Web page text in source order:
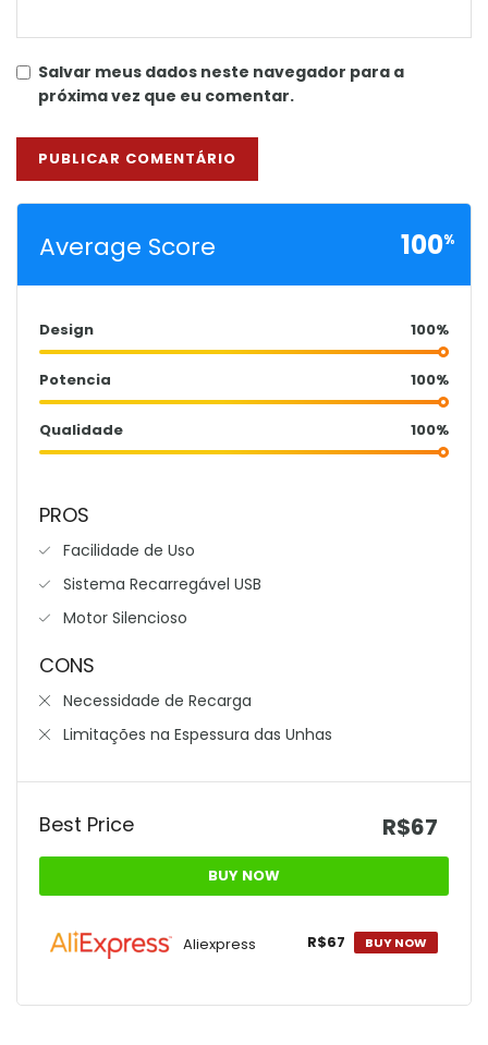
Salvar meus dados neste navegador para a
próxima vez que eu comentar.
Average Score 100%
Design 100%
Potencia 100%
Qualidade 100%
PROS
Facilidade de Uso
Sistema Recarregável USB
Motor Silencioso
CONS
Necessidade de Recarga
Limitações na Espessura das Unhas
Best Price R$67
BUY NOW
Aliexpress R$67 BUY NOW